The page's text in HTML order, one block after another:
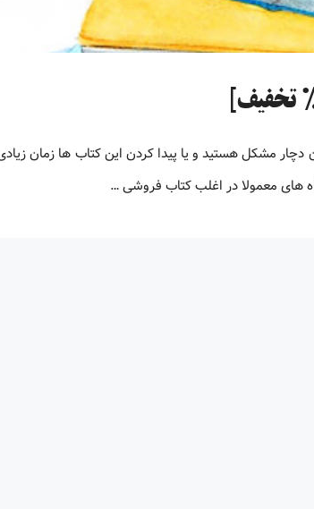
دچار مشکل هستید و یا پیدا کردن این کتاب ها زمان
های معمولا در اغلب کتاب فروشی …